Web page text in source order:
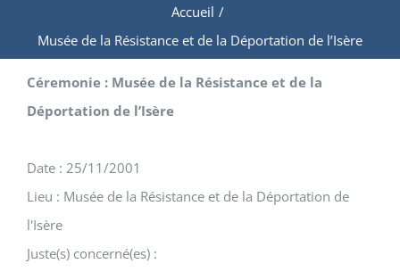
Accueil /
Musée de la Résistance et de la Déportation de l’Isère
Céremonie : Musée de la Résistance et de la
Déportation de l’Isère
Date : 25/11/2001
Lieu : Musée de la Résistance et de la Déportation de
l'Isère
Juste(s) concerné(es) :